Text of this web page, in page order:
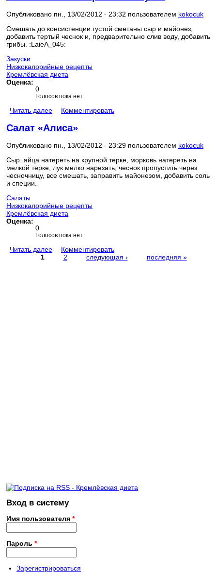
Опубликовано пн., 13/02/2012 - 23:32 пользователем kokocuk
Смешать до консистенции густой сметаны сыр и майонез,
добавить тертый чеснок и, предварительно слив воду, добавить
грибы. :LaieA_045:
Закуски
Низкокалорийные рецепты
Кремлёвская диета
Оценка:
0
Голосов пока нет
Читать далее Комментировать
Салат «Алиса»
Опубликовано пн., 13/02/2012 - 23:29 пользователем kokocuk
Сыр, яйца натереть на крупной терке, морковь натереть на
мелкой терке, лук мелко нарезать, чеснок пропустить через
чесночницу, все смешать, заправить майонезом, добавить соль
и специи.
Салаты
Низкокалорийные рецепты
Кремлёвская диета
Оценка:
0
Голосов пока нет
Читать далее Комментировать
1 2 следующая › последняя »
Вход в систему
Имя пользователя *
Пароль *
Зарегистрироваться